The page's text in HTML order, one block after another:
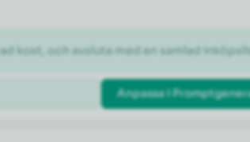
kost, och avsluta med en samlad
Anpassa i